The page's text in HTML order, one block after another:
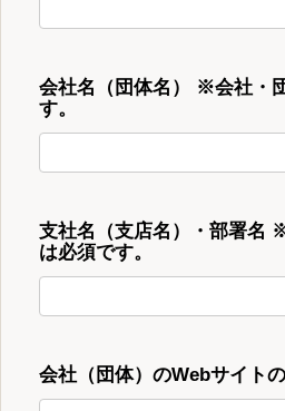
会社名（団体名） ※会社・
す。
支社名（支店名）・部署名
は必須です。
会社（団体）のWebサイト